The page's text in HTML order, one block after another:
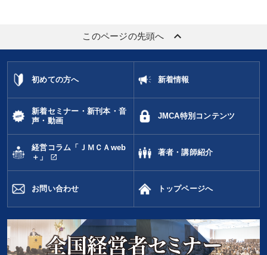
このページの先頭へ keyboard_arrow_up
初めての方へ 新着情報
新着セミナー・新刊本・音
声・動画
JMCA特別コンテンツ
経営コラム「ＪＭＣＡweb
＋」
open_in_new
著者・講師紹介
お問い合わせ トップページへ